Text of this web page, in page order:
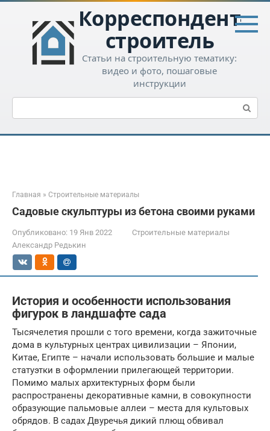
Перейти
контенту
Корреспондент-
строитель
Статьи на строительную тематику:
видео и фото, пошаговые
инструкции
Поиск:
Главная » Строительные материалы
Садовые скульптуры из бетона своими руками
Опубликовано: 19 Янв 2022
Строительные материалы
Александр Редькин
История и особенности использования
фигурок в ландшафте сада
Тысячелетия прошли с того времени, когда зажиточные
дома в культурных центрах цивилизации – Японии,
Китае, Египте – начали использовать большие и малые
статуэтки в оформлении прилегающей территории.
Помимо малых архитектурных форм были
распространены декоративные камни, в совокупности
образующие пальмовые аллеи – места для культовых
обрядов. В садах Двуречья дикий плющ обвивал